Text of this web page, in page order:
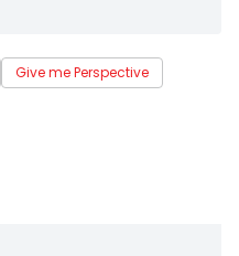
Give me Perspective